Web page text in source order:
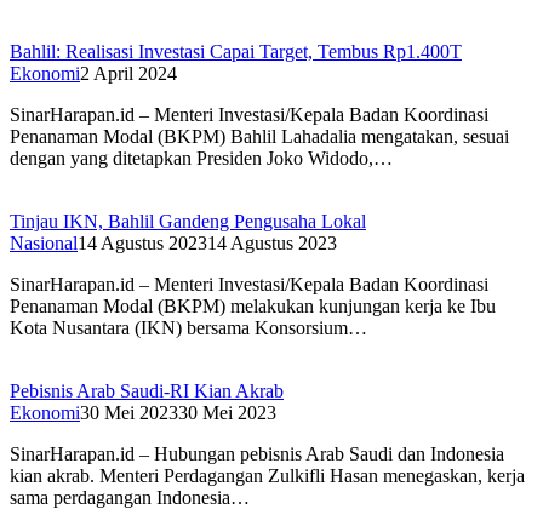
Bahlil: Realisasi Investasi Capai Target, Tembus Rp1.400T
Ekonomi2 April 2024
SinarHarapan.id – Menteri Investasi/Kepala Badan Koordinasi
Penanaman Modal (BKPM) Bahlil Lahadalia mengatakan, sesuai
dengan yang ditetapkan Presiden Joko Widodo,…
Tinjau IKN, Bahlil Gandeng Pengusaha Lokal
Nasional14 Agustus 202314 Agustus 2023
SinarHarapan.id – Menteri Investasi/Kepala Badan Koordinasi
Penanaman Modal (BKPM) melakukan kunjungan kerja ke Ibu
Kota Nusantara (IKN) bersama Konsorsium…
Pebisnis Arab Saudi-RI Kian Akrab
Ekonomi30 Mei 202330 Mei 2023
SinarHarapan.id – Hubungan pebisnis Arab Saudi dan Indonesia
kian akrab. Menteri Perdagangan Zulkifli Hasan menegaskan, kerja
sama perdagangan Indonesia…